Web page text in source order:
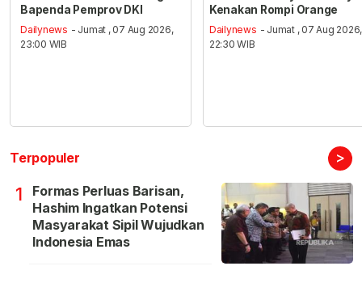
Bapenda Pemprov DKI
Dailynews - Jumat , 07 Aug 2026,
23:00 WIB
Kenakan Rompi Orange
Dailynews - Jumat , 07 Aug 2026,
22:30 WIB
Terpopuler >
1
Formas Perluas Barisan,
Hashim Ingatkan Potensi
Masyarakat Sipil Wujudkan
Indonesia Emas